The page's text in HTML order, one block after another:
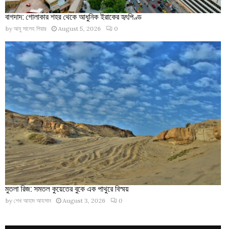
বাগদাদ: গোলাকার শহর থেকে আধুনিক ইরাকের হৃৎপিণ্ড
by আবু সালেহ পিয়ার August 5, 2026 0
মুতলা রিজ: সমতল কুয়েতের বুকে এক পাথুরে বিস্ময়
by শেখ আহাদ আহসান August 3, 2026 0